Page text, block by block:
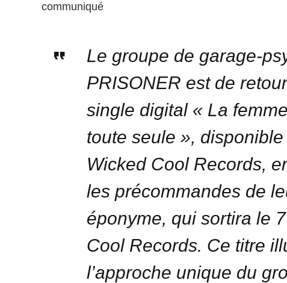
communiqué
Le groupe de garage-
PRISONER est de
single digital « La
toute seule »,
Wicked Cool Records,
les précommandes de
éponyme, qui sortira le
Cool Records. Ce titre
l’approche unique du